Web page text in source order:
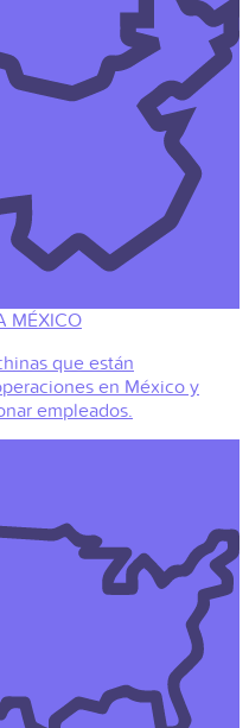
MÉXICO
que están
en México y
empleados.